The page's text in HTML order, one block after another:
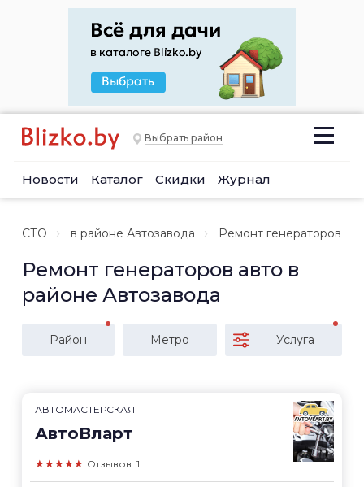
Выбрать район
Новости Каталог Скидки Журнал
СТО в районе Автозавода Ремонт генераторов
Ремонт генераторов авто в
районе Автозавода
Район Метро Услуга
АВТОМАСТЕРСКАЯ
АвтоВларт
★★★★★ Отзывов: 1